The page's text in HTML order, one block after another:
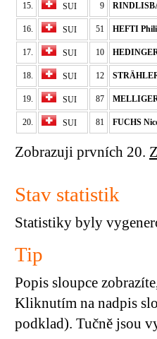
15. SUI 9
16. SUI 51 HEFTI
17. SUI 10
18. SUI 12
19. SUI 87
20. SUI 81 FUCHS
Zobrazuji prvních 20.
Stav statistik
Statistiky byly
Tip
Popis sloupce
Kliknutím na nadpis
podklad). Tučně jsou